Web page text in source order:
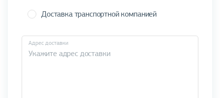
Доставка транспортной компанией
Адрес доставки